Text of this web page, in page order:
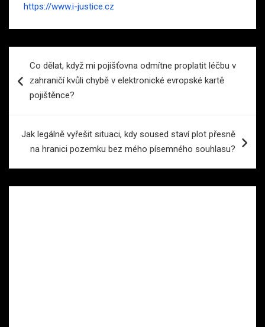
https://www.i-justice.cz
pro
příspěvek
Co dělat, když mi pojišťovna odmítne proplatit léčbu v
zahraničí kvůli chybě v elektronické evropské kartě
pojištěnce?
Jak legálně vyřešit situaci, kdy soused staví plot přesně
na hranici pozemku bez mého písemného souhlasu?